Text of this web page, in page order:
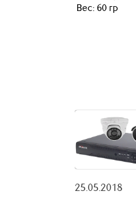
Вес: 60 гр
25.05.2018